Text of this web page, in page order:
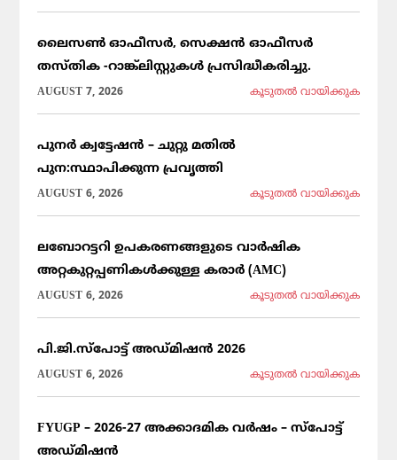
ലൈസൺ ഓഫീസർ, സെക്ഷൻ ഓഫീസർ
തസ്തിക -റാങ്ക്ലിസ്റ്റുകൾ പ്രസിദ്ധീകരിച്ചു.
AUGUST 7, 2026 കൂടുതല്‍ വായിക്കുക
പുനർ ക്വട്ടേഷൻ – ചുറ്റു മതിൽ
പുന:സ്ഥാപിക്കുന്ന പ്രവൃത്തി
AUGUST 6, 2026 കൂടുതല്‍ വായിക്കുക
ലബോറട്ടറി ഉപകരണങ്ങളുടെ വാർഷിക
അറ്റകുറ്റപ്പണികൾക്കുള്ള കരാർ (AMC)
AUGUST 6, 2026 കൂടുതല്‍ വായിക്കുക
പി.ജി.സ്പോട്ട് അഡ്മിഷൻ 2026
AUGUST 6, 2026 കൂടുതല്‍ വായിക്കുക
FYUGP – 2026-27 അക്കാദമിക വർഷം – സ്പോട്ട്
അഡ്മിഷൻ